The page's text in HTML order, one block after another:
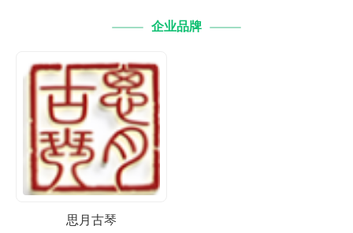
企业品牌
思月古琴